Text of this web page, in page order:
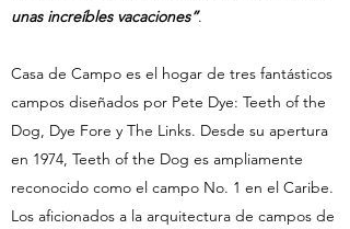
unas increíbles vacaciones”.
Casa de Campo es el hogar de tres fantásticos
campos diseñados por Pete Dye: Teeth of the
Dog, Dye Fore y The Links. Desde su apertura
en 1974, Teeth of the Dog es ampliamente
reconocido como el campo No. 1 en el Caribe.
Los aficionados a la arquitectura de campos de